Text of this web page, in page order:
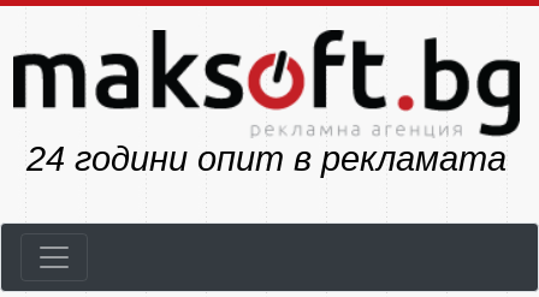
28 години опит в рекламата